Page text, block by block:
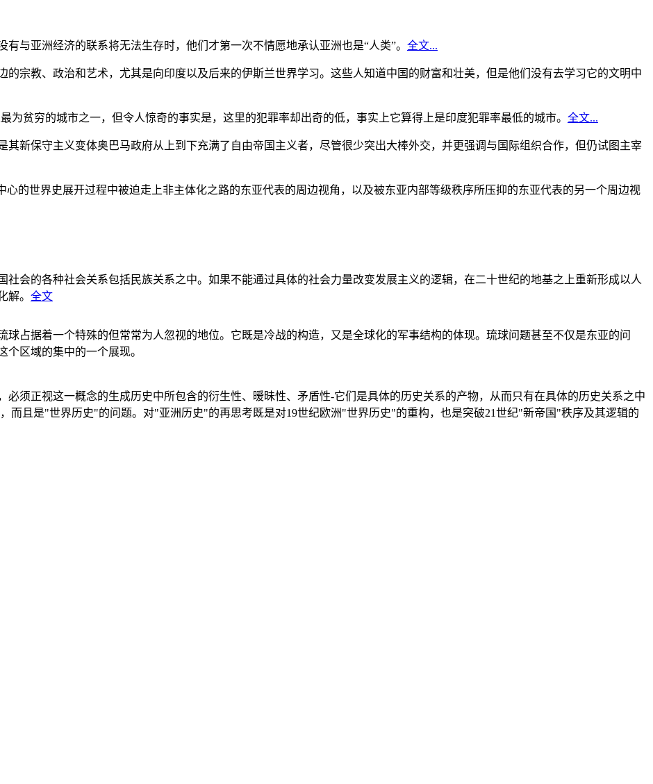
与亚洲经济的联系将无法生存时，他们才第一次不情愿地承认亚洲也是“人类”。 全文...
的宗教、政治和艺术，尤其是向印度以及后来的伊斯兰世界学习。这些人知道中国的财富和壮美，但是他们没有去学习它的文明中
为贫穷的城市之一，但令人惊奇的事实是，这里的犯罪率却出奇的低，事实上它算得上是印度犯罪率最低的城市。 全文...
其新保守主义变体奥巴马政府从上到下充满了自由帝国主义者，尽管很少突出大棒外交，并更强调与国际组织合作，但仍试图主宰
心的世界史展开过程中被迫走上非主体化之路的东亚代表的周边视角，以及被东亚内部等级秩序所压抑的东亚代表的另一个周边视
社会的各种社会关系包括民族关系之中。如果不能通过具体的社会力量改变发展主义的逻辑，在二十世纪的地基之上重新形成以人
解。 全文
球占据着一个特殊的但常常为人忽视的地位。它既是冷战的构造，又是全球化的军事结构的体现。琉球问题甚至不仅是东亚的问
区域的集中的一个展现。
必须正视这一概念的生成历史中所包含的衍生性、暧昧性、矛盾性-它们是具体的历史关系的产物，从而只有在具体的历史关系之中
而且是"世界历史"的问题。对"亚洲历史"的再思考既是对19世纪欧洲"世界历史"的重构，也是突破21世纪"新帝国"秩序及其逻辑的